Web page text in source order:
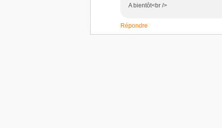
A bientôt<br />
Répondre